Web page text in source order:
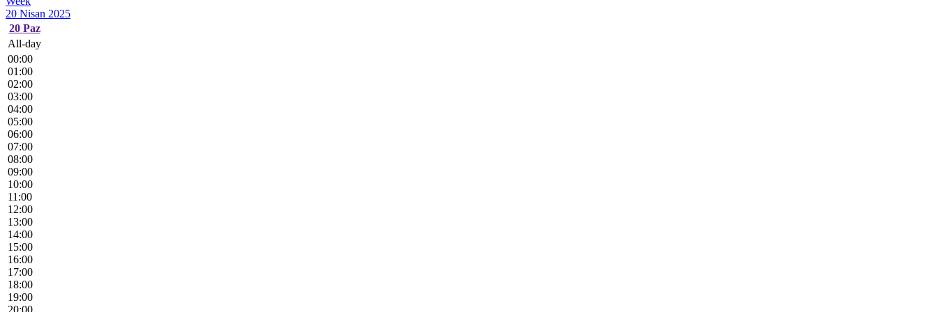
20 Nisan 2025
20 Paz
All-day
00:00
01:00
02:00
03:00
04:00
05:00
06:00
07:00
08:00
09:00
10:00
11:00
12:00
13:00
14:00
15:00
16:00
17:00
18:00
19:00
20:00